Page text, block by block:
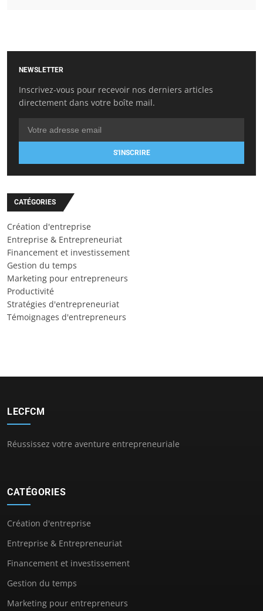
NEWSLETTER
Inscrivez-vous pour recevoir nos derniers articles
directement dans votre boîte mail.
S'INSCRIRE
CATÉGORIES
Création d'entreprise
Entreprise & Entrepreneuriat
Financement et investissement
Gestion du temps
Marketing pour entrepreneurs
Productivité
Stratégies d'entrepreneuriat
Témoignages d'entrepreneurs
LECFCM
Réussissez votre aventure entrepreneuriale
CATÉGORIES
Création d'entreprise
Entreprise & Entrepreneuriat
Financement et investissement
Gestion du temps
Marketing pour entrepreneurs